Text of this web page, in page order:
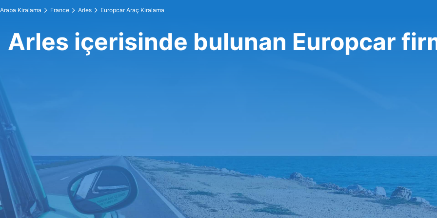
Araba Kiralama France Arles Europcar Araç Kiralama
Arles içerisinde bulunan Europcar